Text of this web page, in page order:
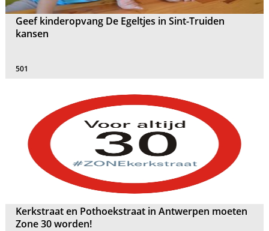
Geef kinderopvang De Egeltjes in Sint-Truiden
kansen
501
Kerkstraat en Pothoekstraat in Antwerpen moeten
Zone 30 worden!